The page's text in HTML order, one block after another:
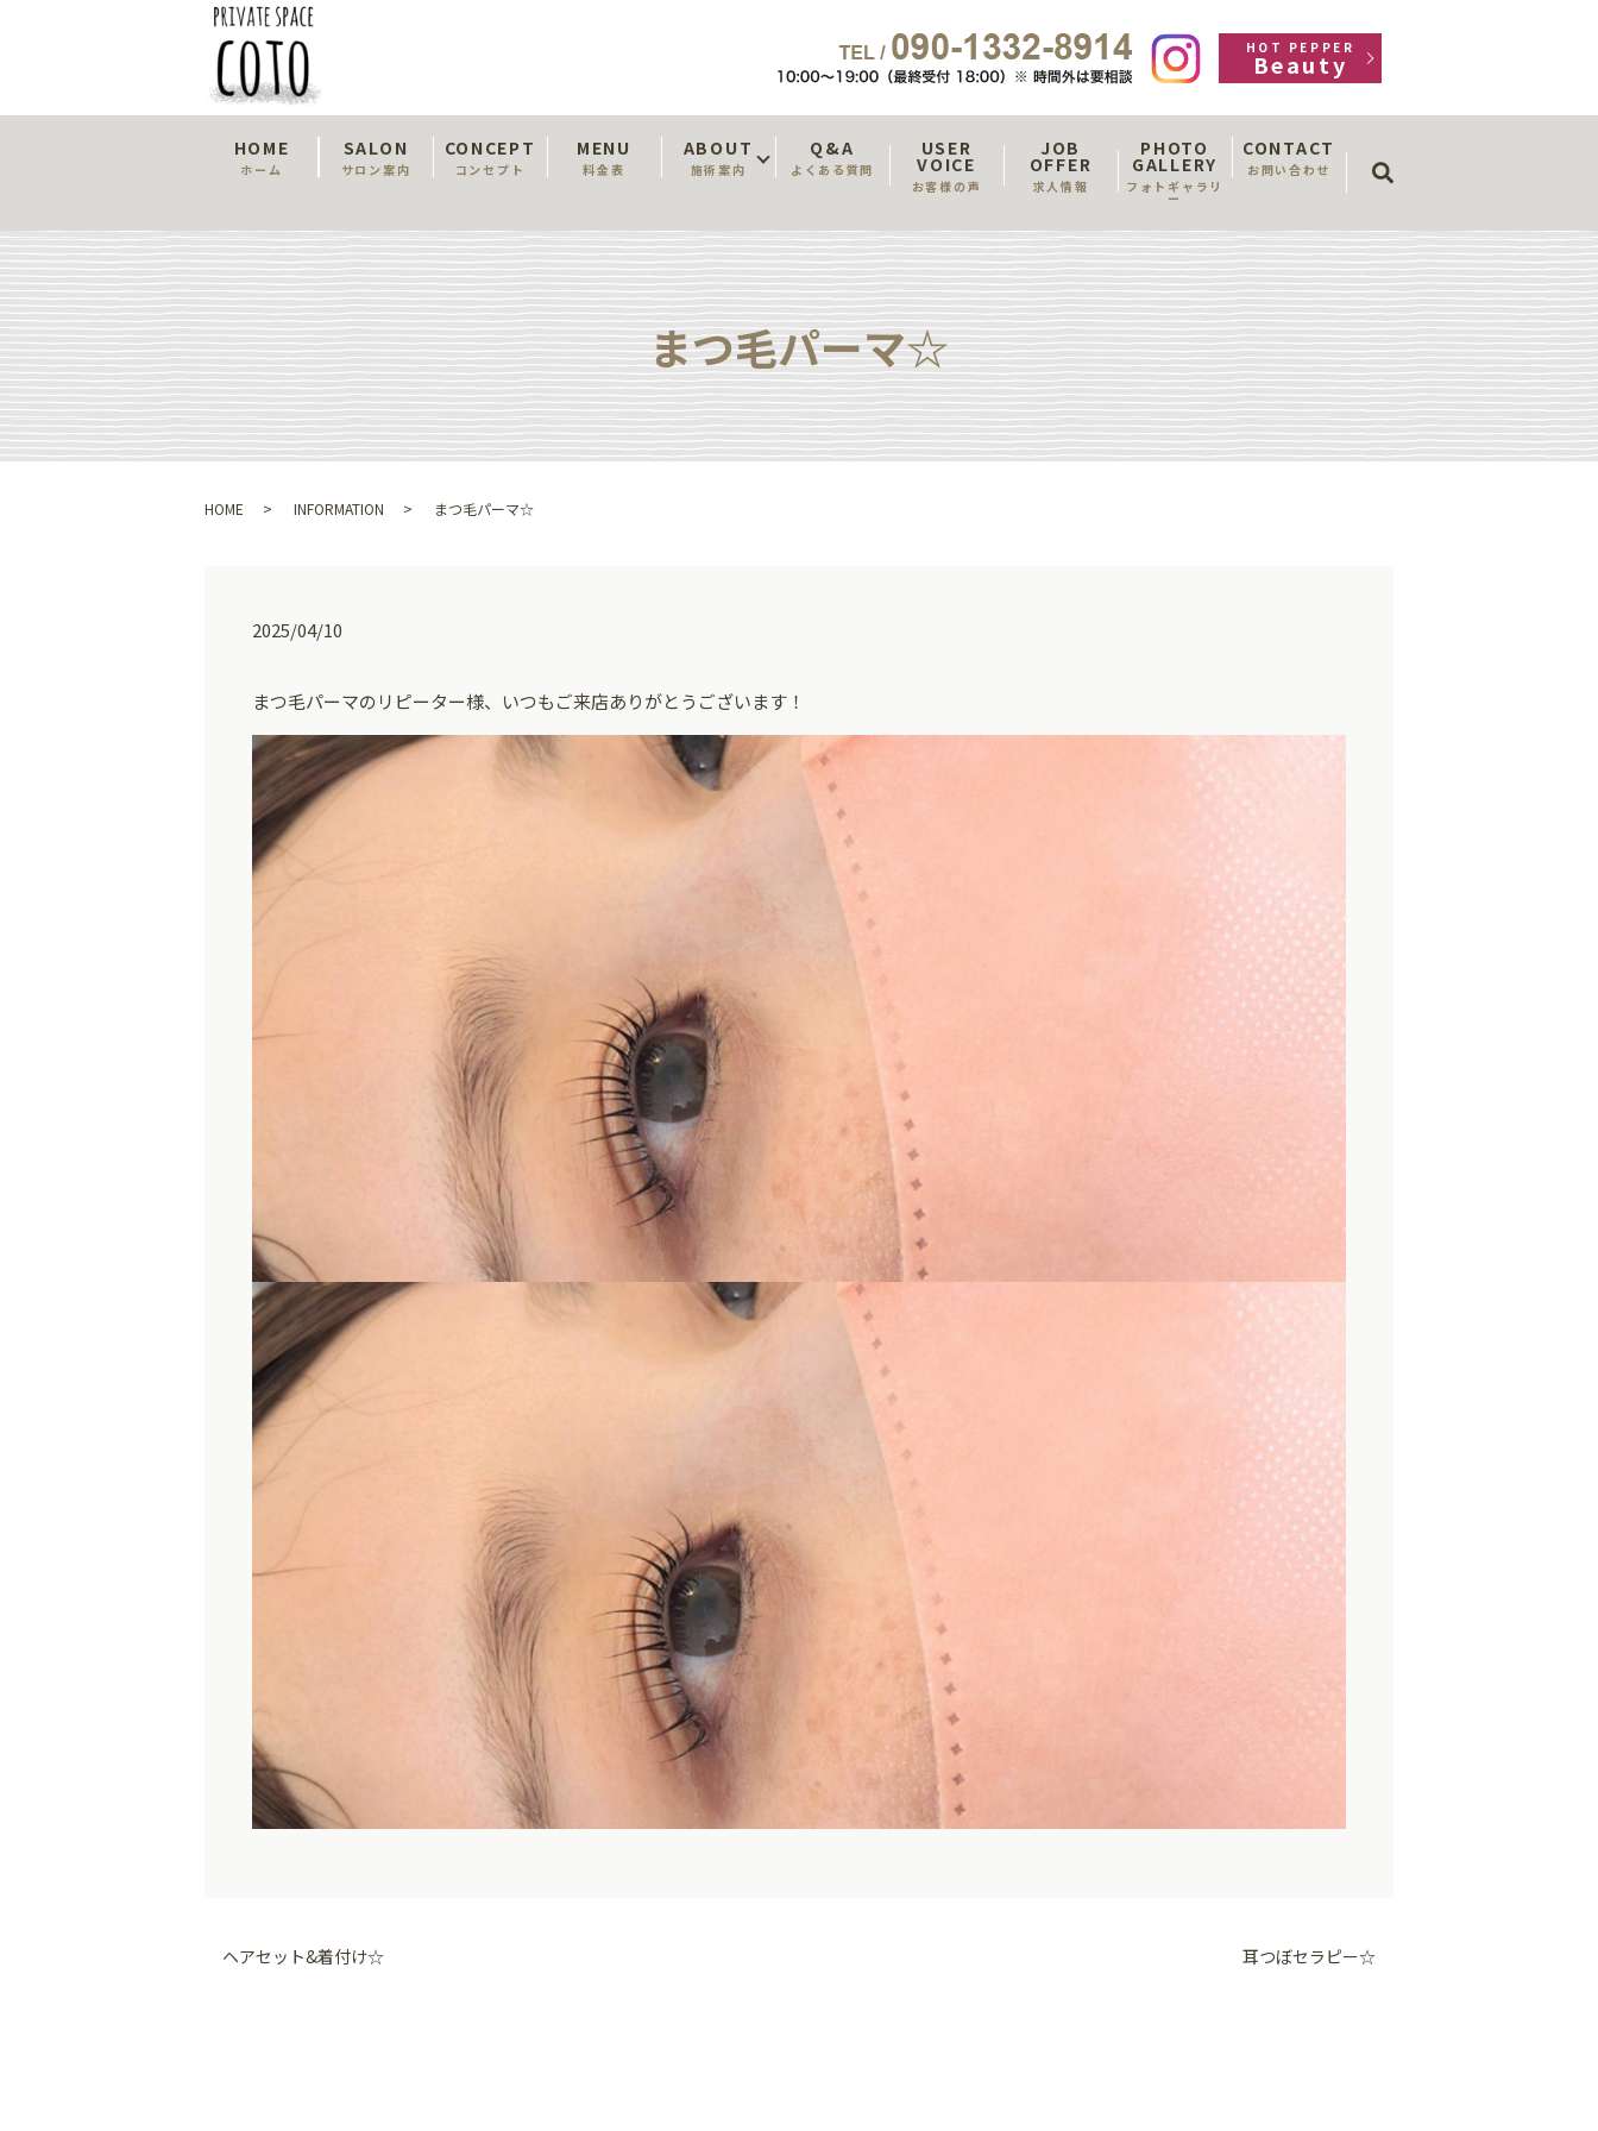
HOME
ホーム
SALON
サロン案内
CONCEPT
コンセプト
MENU
料金表
ABOUT
施術案内
Q&A
よくある質問
USER
VOICE
お客様の声
JOB
OFFER
求人情報
PHOTO
GALLERY
フォトギャラリ
ー
CONTACT
お問い合わせ
HOT PEPPER
Beauty
まつ毛パーマ☆
HOME INFORMATION まつ毛パーマ☆
2025/04/10
まつ毛パーマのリピーター様、いつもご来店ありがとうございます！
ヘアセット&着付け☆ 耳つぼセラピー☆